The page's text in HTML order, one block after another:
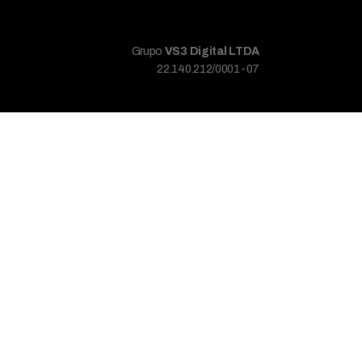
Grupo VS3 Digital LTDA
22.140.212/0001-07